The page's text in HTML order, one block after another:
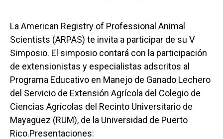
La American Registry of Professional Animal
Scientists (ARPAS) te invita a participar de su V
Simposio. El simposio contará con la participación
de extensionistas y especialistas adscritos al
Programa Educativo en Manejo de Ganado Lechero
del Servicio de Extensión Agrícola del Colegio de
Ciencias Agrícolas del Recinto Universitario de
Mayagüez (RUM), de la Universidad de Puerto
Rico.Presentaciones: